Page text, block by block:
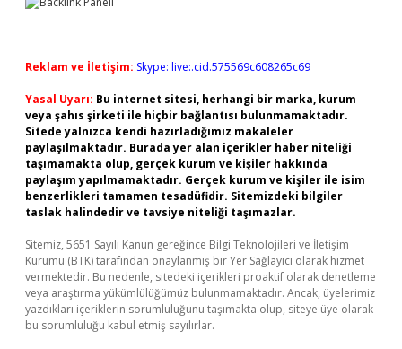
Reklam ve İletişim: Skype: live:.cid.575569c608265c69
Yasal Uyarı: Bu internet sitesi, herhangi bir marka, kurum
veya şahıs şirketi ile hiçbir bağlantısı bulunmamaktadır.
Sitede yalnızca kendi hazırladığımız makaleler
paylaşılmaktadır. Burada yer alan içerikler haber niteliği
taşımamakta olup, gerçek kurum ve kişiler hakkında
paylaşım yapılmamaktadır. Gerçek kurum ve kişiler ile isim
benzerlikleri tamamen tesadüfidir. Sitemizdeki bilgiler
taslak halindedir ve tavsiye niteliği taşımazlar.
Sitemiz, 5651 Sayılı Kanun gereğince Bilgi Teknolojileri ve İletişim
Kurumu (BTK) tarafından onaylanmış bir Yer Sağlayıcı olarak hizmet
vermektedir. Bu nedenle, sitedeki içerikleri proaktif olarak denetleme
veya araştırma yükümlülüğümüz bulunmamaktadır. Ancak, üyelerimiz
yazdıkları içeriklerin sorumluluğunu taşımakta olup, siteye üye olarak
bu sorumluluğu kabul etmiş sayılırlar.